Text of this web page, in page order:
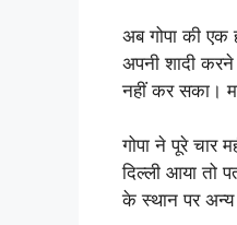
अब गोपा की एक
अपनी शादी करने
नहीं कर सका।
गोपा ने पूरे चार
दिल्ली आया तो
के स्थान पर अन्य